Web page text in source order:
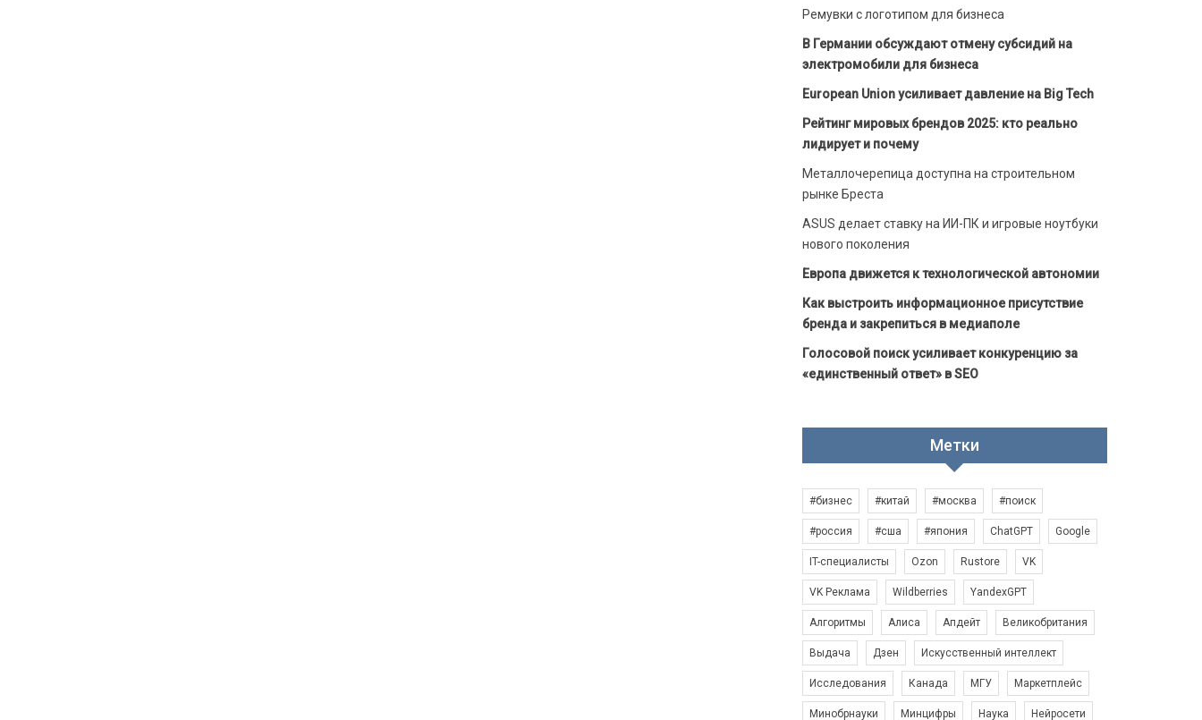
Ремувки с логотипом для бизнеса
В Германии обсуждают отмену субсидий на
электромобили для бизнеса
European Union усиливает давление на Big Tech
Рейтинг мировых брендов 2025: кто реально
лидирует и почему
Металлочерепица доступна на строительном
рынке Бреста
ASUS делает ставку на ИИ-ПК и игровые ноутбуки
нового поколения
Европа движется к технологической автономии
Как выстроить информационное присутствие
бренда и закрепиться в медиаполе
Голосовой поиск усиливает конкуренцию за
«единственный ответ» в SEO
Метки
#бизнес #китай #москва #поиск
#россия #сша #япония ChatGPT Google
IT-специалисты Ozon Rustore VK
VK Реклама Wildberries YandexGPT
Алгоритмы Алиса Апдейт Великобритания
Выдача Дзен Искусственный интеллект
Исследования Канада МГУ Маркетплейс
Минобрнауки Минцифры Наука Нейросети